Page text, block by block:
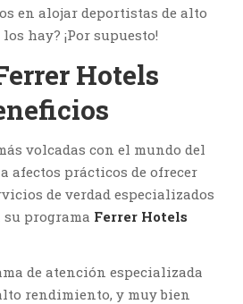
en alojar deportistas de alto
hay? ¡Por supuesto!
Hotels
volcadas con el mundo del
afectos prácticos de ofrecer
de verdad especializados
su programa Ferrer Hotels
de atención especializada
rendimiento, y muy bien